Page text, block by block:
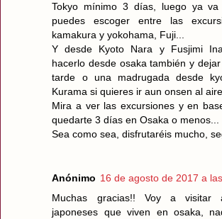
Tokyo mínimo 3 días, luego ya
puedes escoger entre las
kamakura y yokohama, Fuji...
Y desde Kyoto Nara y Fusjimi
hacerlo desde osaka también y
tarde o una madrugada desde
Kurama si quieres ir aun onsen al aire
Mira a ver las excursiones y en
quedarte 3 días en Osaka o menos...
Sea como sea, disfrutaréis mucho,
Anónimo 16 de agosto de 2017 a
Muchas gracias!! Voy a visitar
japoneses que viven en osaka,